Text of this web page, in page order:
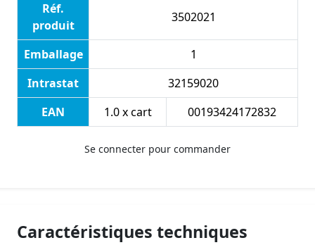
Réf.
produit
3502021
Emballage
1
Intrastat
32159020
EAN
1.0 x cart 00193424172832
Se connecter pour commander
Caractéristiques techniques